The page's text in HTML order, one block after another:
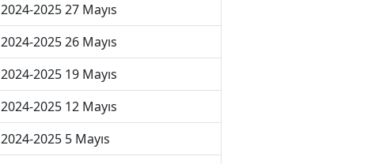
2024-2025 27 Mayıs
2024-2025 26 Mayıs
2024-2025 19 Mayıs
2024-2025 12 Mayıs
2024-2025 5 Mayıs